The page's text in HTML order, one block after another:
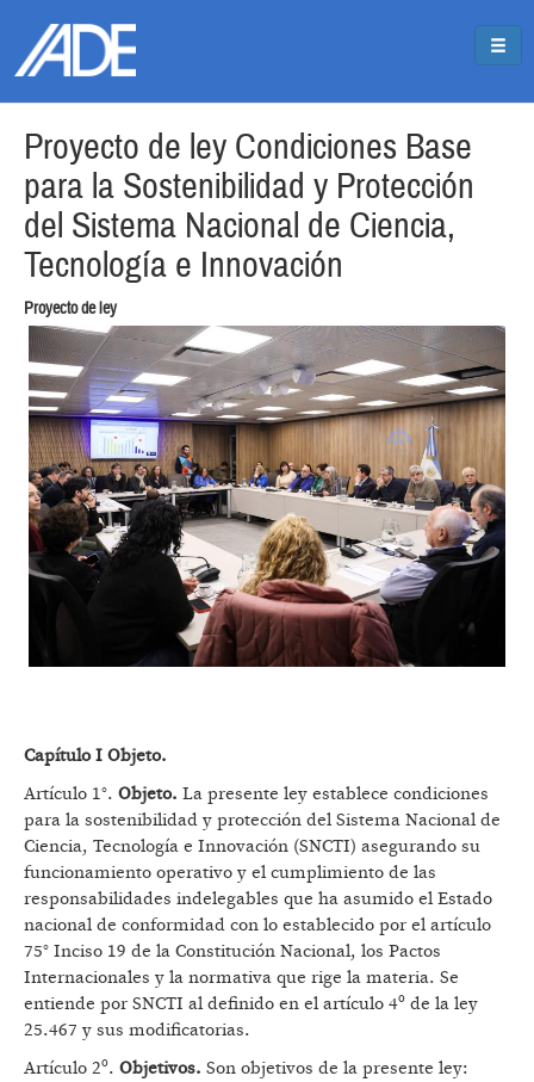
Proyecto de ley Condiciones Base
para la Sostenibilidad y Protección
del Sistema Nacional de Ciencia,
Tecnología e Innovación
Proyecto de ley
Capítulo I Objeto.
Artículo 1°. Objeto. La presente ley establece condiciones
para la sostenibilidad y protección del Sistema Nacional de
Ciencia, Tecnología e Innovación (SNCTI) asegurando su
funcionamiento operativo y el cumplimiento de las
responsabilidades indelegables que ha asumido el Estado
nacional de conformidad con lo establecido por el artículo
75° Inciso 19 de la Constitución Nacional, los Pactos
Internacionales y la normativa que rige la materia. Se
entiende por SNCTI al definido en el artículo 4º de la ley
25.467 y sus modificatorias.
Artículo 2º. Objetivos. Son objetivos de la presente ley: